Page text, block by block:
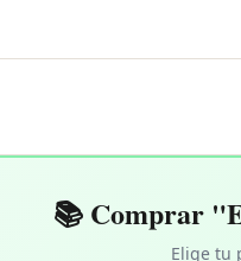
📚 Comprar
Elige tu